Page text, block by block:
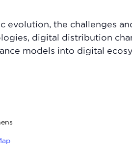
the challenges
digital distribution
models into digital